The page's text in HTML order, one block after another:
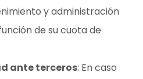
y administración
de su cuota de
ante terceros: En caso